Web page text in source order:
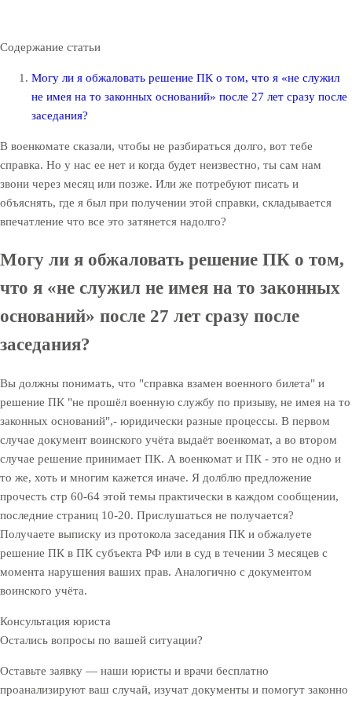
Содержание статьи
Могу ли я обжаловать решение ПК о том, что я «не служил
не имея на то законных оснований» после 27 лет сразу после
заседания?
В военкомате сказали, чтобы не разбираться долго, вот тебе
справка. Но у нас ее нет и когда будет неизвестно, ты сам нам
звони через месяц или позже. Или же потребуют писать и
объяснять, где я был при получении этой справки, складывается
впечатление что все это затянется надолго?
Могу ли я обжаловать решение ПК о том,
что я «не служил не имея на то законных
оснований» после 27 лет сразу после
заседания?
Вы должны понимать, что "справка взамен военного билета" и
решение ПК "не прошёл военную службу по призыву, не имея на то
законных оснований",- юридически разные процессы. В первом
случае документ воинского учёта выдаёт военкомат, а во втором
случае решение принимает ПК. А военкомат и ПК - это не одно и
то же, хоть и многим кажется иначе. Я долблю предложение
прочесть стр 60-64 этой темы практически в каждом сообщении,
последние страниц 10-20. Прислушаться не получается?
Получаете выписку из протокола заседания ПК и обжалуете
решение ПК в ПК субъекта РФ или в суд в течении 3 месяцев с
момента нарушения ваших прав. Аналогично с документом
воинского учёта.
Консультация юриста
Остались вопросы по вашей ситуации?
Оставьте заявку — наши юристы и врачи бесплатно
проанализируют ваш случай, изучат документы и помогут законно